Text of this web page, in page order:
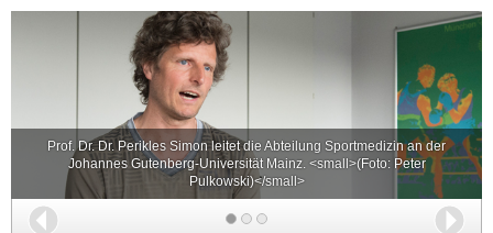
Prof. Dr. Dr. Perikles Simon leitet die Abteilung Sportmedizin an der
Johannes Gutenberg-Universität Mainz. <small>(Foto: Peter
Pulkowski)</small>
Zurück